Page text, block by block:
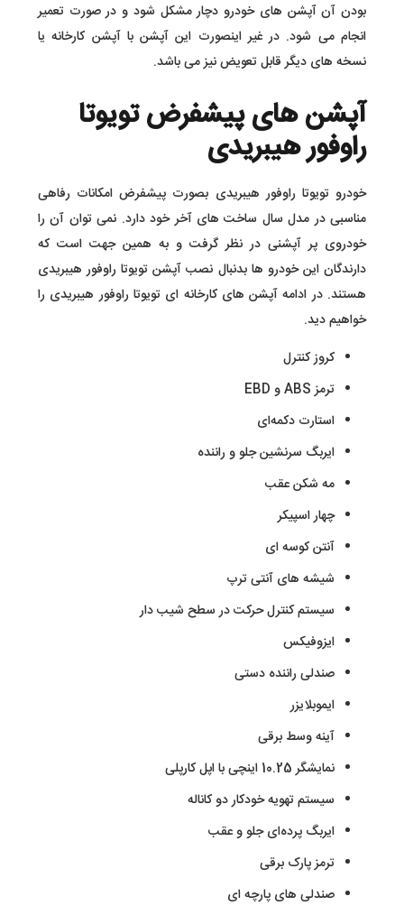
بودن آن آپشن های خودرو دچار مشکل شود و در صورت تعمیر
انجام می شود. در غیر اینصورت این آپشن با آپشن کارخانه یا
نسخه های دیگر قابل تعویض نیز می باشد.
آپشن های پیشفرض تویوتا
راوفور هیبریدی
خودرو تویوتا راوفور هیبریدی بصورت پیشفرض امکانات رفاهی
مناسبی در مدل سال ساخت های آخر خود دارد. نمی توان آن را
خودروی پر آپشنی در نظر گرفت و به همین جهت است که
دارندگان این خودرو ها بدنبال نصب آپشن تویوتا راوفور هیبریدی
هستند. در ادامه آپشن های کارخانه ای تویوتا راوفور هیبریدی را
خواهیم دید.
کروز کنترل
ترمز ABS و EBD
استارت دکمه‌ای
ایربگ سرنشین‌ جلو و راننده
مه شکن عقب
چهار اسپیکر
آنتن کوسه‌ ای
شیشه های آنتی‌ ترپ
سیستم کنترل حرکت در سطح شیب‌ دار
ایزوفیکس
صندلی راننده دستی
ایموبلایزر
آینه وسط برقی
نمایشگر 10.25 اینچی با اپل کارپلی
سیستم تهویه خودکار دو کاناله
ایربگ پرده‌ای جلو و عقب
ترمز پارک برقی
صندلی‌ های پارچه‌ ای